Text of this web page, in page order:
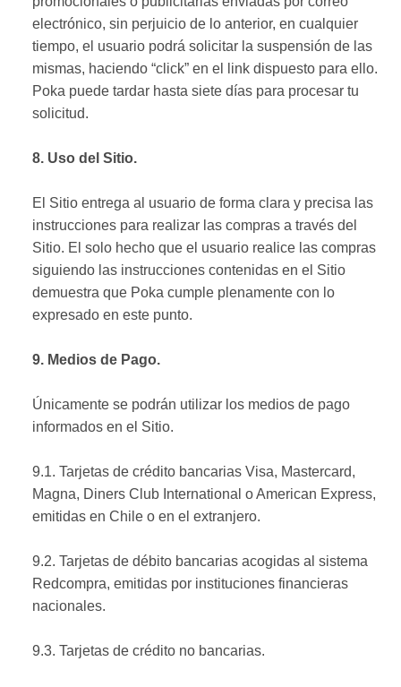
electrónico, sin perjuicio de lo anterior, en cualquier
tiempo, el usuario podrá solicitar la suspensión de las
mismas, haciendo “click” en el link dispuesto para ello.
Poka puede tardar hasta siete días para procesar tu
solicitud.
8. Uso del Sitio.
El Sitio entrega al usuario de forma clara y precisa las
instrucciones para realizar las compras a través del
Sitio. El solo hecho que el usuario realice las compras
siguiendo las instrucciones contenidas en el Sitio
demuestra que Poka cumple plenamente con lo
expresado en este punto.
9. Medios de Pago.
Únicamente se podrán utilizar los medios de pago
informados en el Sitio.
9.1. Tarjetas de crédito bancarias Visa, Mastercard,
Magna, Diners Club International o American Express,
emitidas en Chile o en el extranjero.
9.2. Tarjetas de débito bancarias acogidas al sistema
Redcompra, emitidas por instituciones financieras
nacionales.
9.3. Tarjetas de crédito no bancarias.